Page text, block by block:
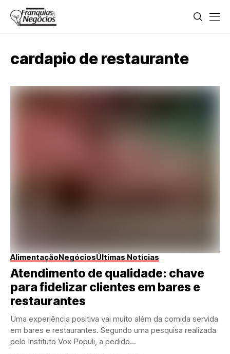
cardapio de restaurante
AlimentaçãoNegóciosÚltimas Notícias
Atendimento de qualidade: chave
para fidelizar clientes em bares e
restaurantes
Uma experiência positiva vai muito além da comida servida
em bares e restaurantes. Segundo uma pesquisa realizada
pelo Instituto Vox Populi, a pedido...